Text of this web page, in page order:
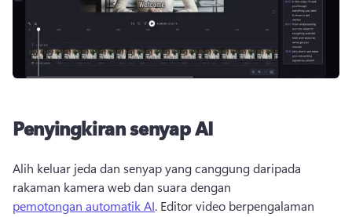
Penyingkiran senyap AI
Alih keluar jeda dan senyap yang canggung daripada
rakaman kamera web dan suara dengan
pemotongan automatik AI. Editor video berpengalaman